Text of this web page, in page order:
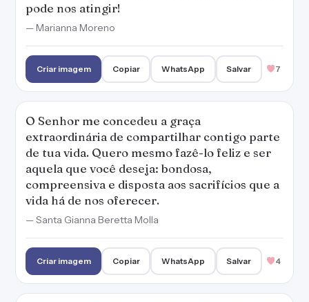
pode nos atingir!
— Marianna Moreno
Criar imagem Copiar WhatsApp Salvar 7
O Senhor me concedeu a graça
extraordinária de compartilhar contigo parte
de tua vida. Quero mesmo fazê-lo feliz e ser
aquela que você deseja: bondosa,
compreensiva e disposta aos sacrifícios que a
vida há de nos oferecer.
— Santa Gianna Beretta Molla
Criar imagem Copiar WhatsApp Salvar 4